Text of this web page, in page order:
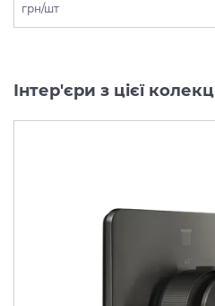
грн/шт
Інтер'єри з цієї
Перемикач AXOR